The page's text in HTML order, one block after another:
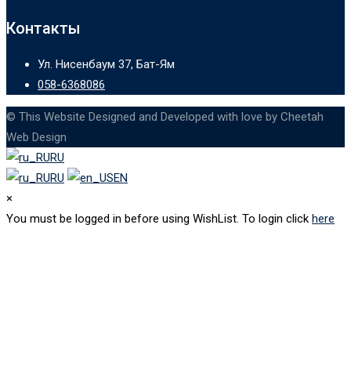
Контакты
Ул. Нисенбаум 37, Бат-Ям
058-6368086
© This Website Designed and Developed with love by Cheetah
Web Design
RU
RU
EN
×
You must be logged in before using WishList. To login click here